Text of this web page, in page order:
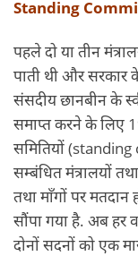
Standing
पहले दो या तीन
पाती थी और सरकार
संसदीय छानबीन के
समाप्त करने के लिए
समितियों
सम्बंधित मंत्रालयों
तथा माँगों पर मतदान
सौंपा गया है. अब हर
दोनों सदनों को एक